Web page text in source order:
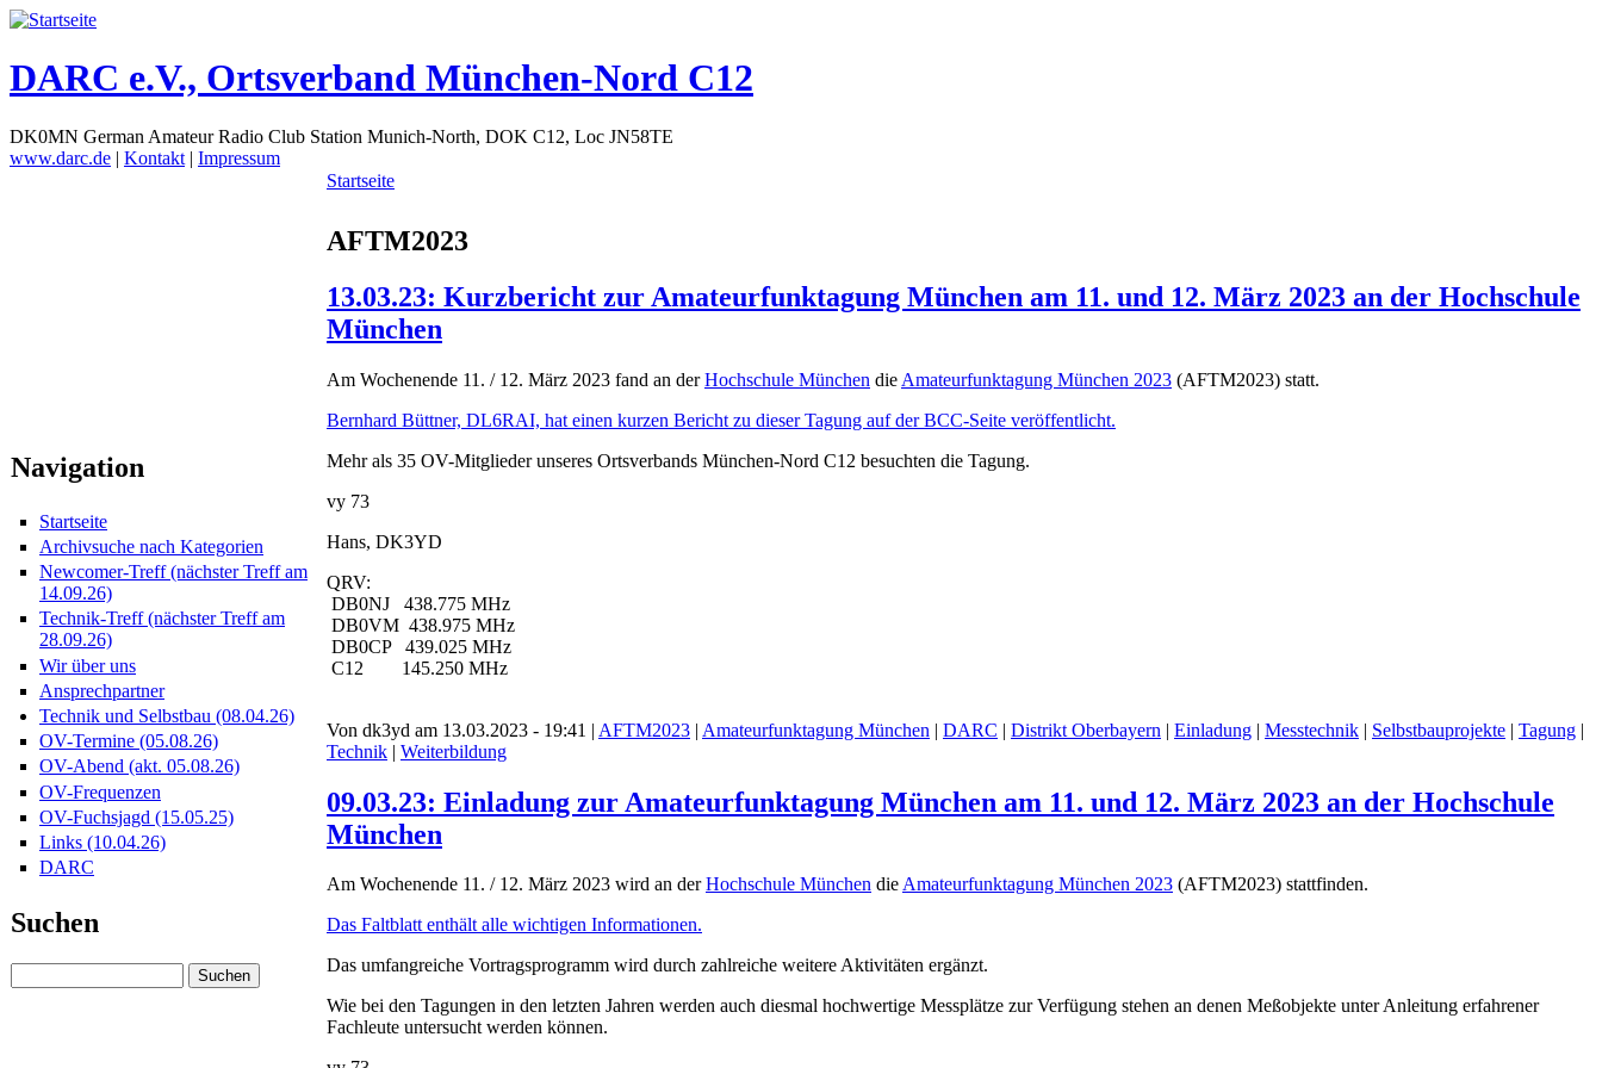
DARC e.V., Ortsverband München-Nord C12
DK0MN German Amateur Radio Club Station Munich-North, DOK C12, Loc JN58TE
www.darc.de | Kontakt | Impressum
Navigation
Startseite
Archivsuche nach Kategorien
Newcomer-Treff (nächster Treff am
14.09.26)
Technik-Treff (nächster Treff am
28.09.26)
Wir über uns
Ansprechpartner
Technik und Selbstbau (08.04.26)
OV-Termine (05.08.26)
OV-Abend (akt. 05.08.26)
OV-Frequenzen
OV-Fuchsjagd (15.05.25)
Links (10.04.26)
DARC
Suchen
Startseite
AFTM2023
13.03.23: Kurzbericht zur Amateurfunktagung München am 11. und 12. März 2023 an der Hochschule
München
Am Wochenende 11. / 12. März 2023 fand an derHochschule München die Amateurfunktagung München 2023 (AFTM2023) statt.
Bernhard Büttner, DL6RAI, hat einen kurzen Bericht zu dieser Tagung auf der BCC-Seite veröffentlicht.
Mehr als 35 OV-Mitglieder unseres Ortsverbands München-Nord C12 besuchten die Tagung.
vy 73
Hans, DK3YD
QRV:
DB0NJ 438.775 MHz
DB0VM 438.975 MHz
DB0CP 439.025 MHz
C12 145.250 MHz
Von dk3yd am 13.03.2023 - 19:41 | AFTM2023 | Amateurfunktagung München | DARC | Distrikt Oberbayern | Einladung | Messtechnik | Selbstbauprojekte | Tagung |
Technik | Weiterbildung
09.03.23: Einladung zur Amateurfunktagung München am 11. und 12. März 2023 an der Hochschule
München
Am Wochenende 11. / 12. März 2023 wird an derHochschule München dieAmateurfunktagung München 2023 (AFTM2023) stattfinden.
Das Faltblatt enthält alle wichtigen Informationen.
Das umfangreiche Vortragsprogramm wird durch zahlreiche weitere Aktivitäten ergänzt.
Wie bei den Tagungen in den letzten Jahren werden auch diesmal hochwertige Messplätze zur Verfügung stehen an denen Meßobjekte unter Anleitung erfahrener
Fachleute untersucht werden können.